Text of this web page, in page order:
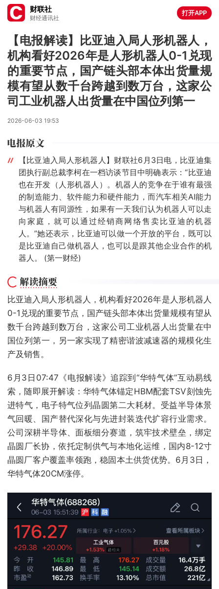
财联社
财经通讯社
打开APP
【电报解读】比亚迪入局人形机器人，
机构看好2026年是人形机器人0-1兑现
的重要节点，国产链头部本体出货量规
模有望从数千台跨越到数万台，这家公
司工业机器人出货量在中国位列第一
2026-06-03 19:53
【比亚迪入局人形机器人】财联社6月3日电，比亚迪集
团执行副总裁李柯在一档访谈节目中明确表示：“比亚迪
也在开发（人形机器人）。机器人的竞争在于谁有最强
的制造能力、软件能力和硬件能力，而汽车相关AI能力
与机器人有同源性，如果有一天我们认为机器人可以走
向家庭，就可以通过经销商网络售卖比亚迪的机器
人。”她还表示，比亚迪可以做一个开放的平台，既可以
是比亚迪自己做机器人，也可以是跟其他企业合作的机
器人。 (第一财经)
比亚迪入局人形机器人，机构看好2026年是人形机器人
0-1兑现的重要节点，国产链头部本体出货量规模有望从
数千台跨越到数万台，这家公司工业机器人出货量在中
国位列第一，另一家实现了精密谐波减速器的规模化生
产及销售。
6月3日07:47《电报解读》追踪到“华特气体”互动易线
索，随即展开解读：华特气体锚定HBM配套TSV刻蚀先
进特气，电子特气位列晶圆第二大耗材。受益半导体景
气回暖、国产替代深化与先进封装迭代扩容行业需求。
公司深耕半导体、面板细分赛道，筑牢技术壁垒，绑定
晶圆厂长协，依托定制供气与本地化运维，国内8-12寸
晶圆厂客户覆盖率领跑，稳固本土供货优势。6月3日，
华特气体20CM涨停。